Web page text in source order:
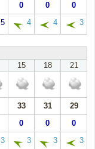
0 0 0
5 4 4 3
15 18 21
33 31
29
0 0 0
3 3 3 3